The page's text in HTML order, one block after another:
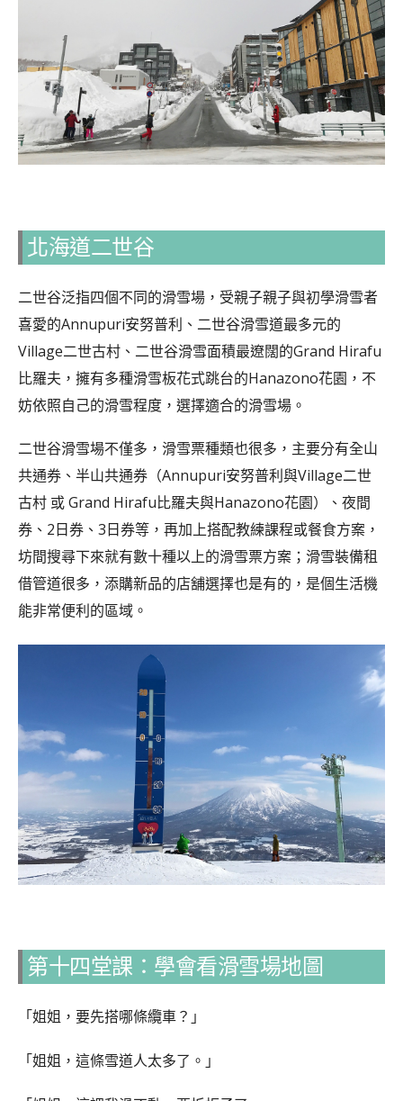
北海道二世谷
二世谷泛指四個不同的滑雪場，受親子親子與初學滑雪者
喜愛的Annupuri安努普利、二世谷滑雪道最多元的
Village二世古村、二世谷滑雪面積最遼闊的Grand Hirafu
比羅夫，擁有多種滑雪板花式跳台的Hanazono花園，不
妨依照自己的滑雪程度，選擇適合的滑雪場。
二世谷滑雪場不僅多，滑雪票種類也很多，主要分有全山
共通券、半山共通券（Annupuri安努普利與Village二世
古村 或 Grand Hirafu比羅夫與Hanazono花園）、夜間
券、2日券、3日券等，再加上搭配教練課程或餐食方案，
坊間搜尋下來就有數十種以上的滑雪票方案；滑雪裝備租
借管道很多，添購新品的店舖選擇也是有的，是個生活機
能非常便利的區域。
第十四堂課：學會看滑雪場地圖
「姐姐，要先搭哪條纜車？」
「姐姐，這條雪道人太多了。」